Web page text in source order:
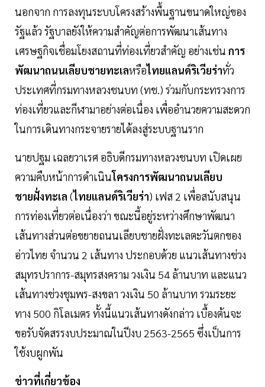
นอกจาก การลงทุนระบบโครงสร้างพื้นฐานขนาดใหญ่ของ
รัฐแล้ว รัฐบาลยังให้ความสำคัญต่อการพัฒนาเส้นทาง
เศรษฐกิจเชื่อมโยงสถานที่ท่องเที่ยวสำคัญ อย่างเช่น การ
พัฒนาถนนเลียบชายทะเลหรือไทยแลนด์ริเวียร่าทั่ว
ประเทศที่กรมทางหลวงชนบท (ทช.) ร่วมกับกระทรวงการ
ท่องเที่ยวและกีฬามาอย่างต่อเนื่อง เพื่ออำนวยความสะดวก
ในการเดินทางกระจายรายได้ลงสู่ระบบฐานราก
นายปฐม เฉลยวาเรศ อธิบดีกรมทางหลวงชนบท เปิดเผย
ความคืบหน้าการดำเนินโครงการพัฒนาถนนเลียบ
ชายฝั่งทะเล (ไทยแลนด์ริเวียร่า) เฟส 2 เพื่อสนับสนุน
การท่องเที่ยวต่อเนื่องว่า ขณะนี้อยู่ระหว่างศึกษาพัฒนา
เส้นทางส่วนต่อขยายถนนเลียบชายฝั่งทะเลตะวันตกของ
อ่าวไทย จำนวน 2 เส้นทาง ประกอบด้วย แนวเส้นทางช่วง
สมุทรปราการ-สมุทรสงคราม วงเงิน 54 ล้านบาท และแนว
เส้นทางช่วงชุมพร-สงขลา วงเงิน 50 ล้านบาท รวมระยะ
ทาง 500 กิโลเมตร ทั้งนี้แนวเส้นทางดังกล่าว เบื้องต้นจะ
ขอรับจัดสรรงบประมาณในปีงบ 2563-2565 ซึ่งเป็นการ
ใช้งบผูกพัน
ข่าวที่เกี่ยวข้อง